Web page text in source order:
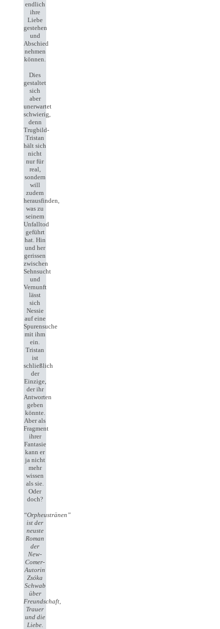
endlich
ihre
Liebe
gestehen
und
Abschied
nehmen
können.
Dies
gestaltet
sich
aber
unerwartet
schwierig,
denn
Trugbild-
Tristan
hält sich
nicht
nur für
real,
sondern
will
zudem
herausfinden,
was zu
seinem
Unfalltod
geführt
hat. Hin
und her
gerissen
zwischen
Sehnsucht
und
Vernunft
lässt
sich
Nessie
auf eine
Spurensuche
mit ihm
ein.
Tristan
ist
schließlich
der
Einzige,
der ihr
Antworten
geben
könnte.
Aber als
Fragment
ihrer
Fantasie
kann er
ja nicht
mehr
wissen
als sie.
Oder
doch?
“Orpheustränen”
ist der
neuste
Roman
der
New-
Comer-
Autorin
Zsóka
Schwab
über
Freundschaft,
Trauer
und die
Liebe.